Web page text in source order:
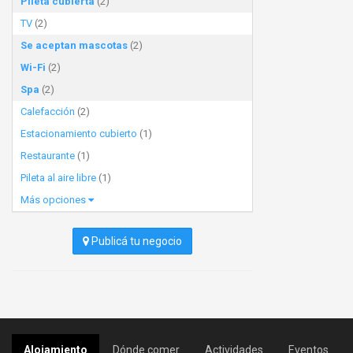
TV (2)
Se aceptan mascotas (2)
Wi-Fi (2)
Spa (2)
Calefacción (2)
Estacionamiento cubierto (1)
Restaurante (1)
Pileta al aire libre (1)
Más opciones
Publicá tu negocio
Alojamiento Dónde comer Actividades Eventos